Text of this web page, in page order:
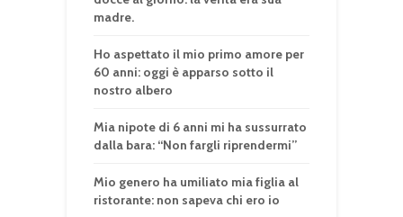
madre.
Ho aspettato il mio primo amore per
60 anni: oggi è apparso sotto il
nostro albero
Mia nipote di 6 anni mi ha sussurrato
dalla bara: “Non fargli riprendermi”
Mio genero ha umiliato mia figlia al
ristorante: non sapeva chi ero io